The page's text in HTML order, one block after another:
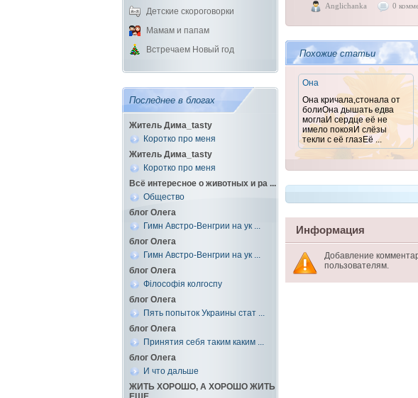
Детские скороговорки
Мамам и папам
Встречаем Новый год
Последнее в блогах
Житель Дима_tasty
Коротко про меня
Житель Дима_tasty
Коротко про меня
Всё интересное о животных и ра ...
Общество
блог Олега
Гимн Австро-Венгрии на ук ...
блог Олега
Гимн Австро-Венгрии на ук ...
блог Олега
Філософія колгоспу
блог Олега
Пять попыток Украины стат ...
блог Олега
Принятия себя таким каким ...
блог Олега
И что дальше
ЖИТЬ ХОРОШО, А ХОРОШО ЖИТЬ
Anglichanka 0
Похожие статьи
Она
Она кричала,стонала от
болиОна дышать едва
моглаИ сердце её не
имело покояИ слёзы
текли с её глазЕё ...
Информация
Добавление
пользователям.